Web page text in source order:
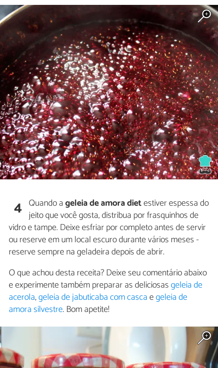
4 Quando ageleia de amora dietestiver espessa do
jeito que você gosta, distribua por frasquinhos de
vidro e tampe. Deixe esfriar por completo antes de servir
ou reserve em um local escuro durante vários meses -
reserve sempre na geladeira depois de abrir.
O que achou desta receita? Deixe seu comentário abaixo
e experimente também preparar as deliciosasgeleia de
acerola,geleia de jabuticaba com cascaegeleia de
amora silvestre. Bom apetite!